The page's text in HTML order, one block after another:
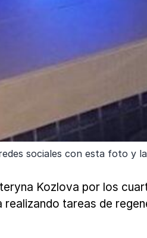
sociales con esta foto y
Kozlova por los
realizando tareas de